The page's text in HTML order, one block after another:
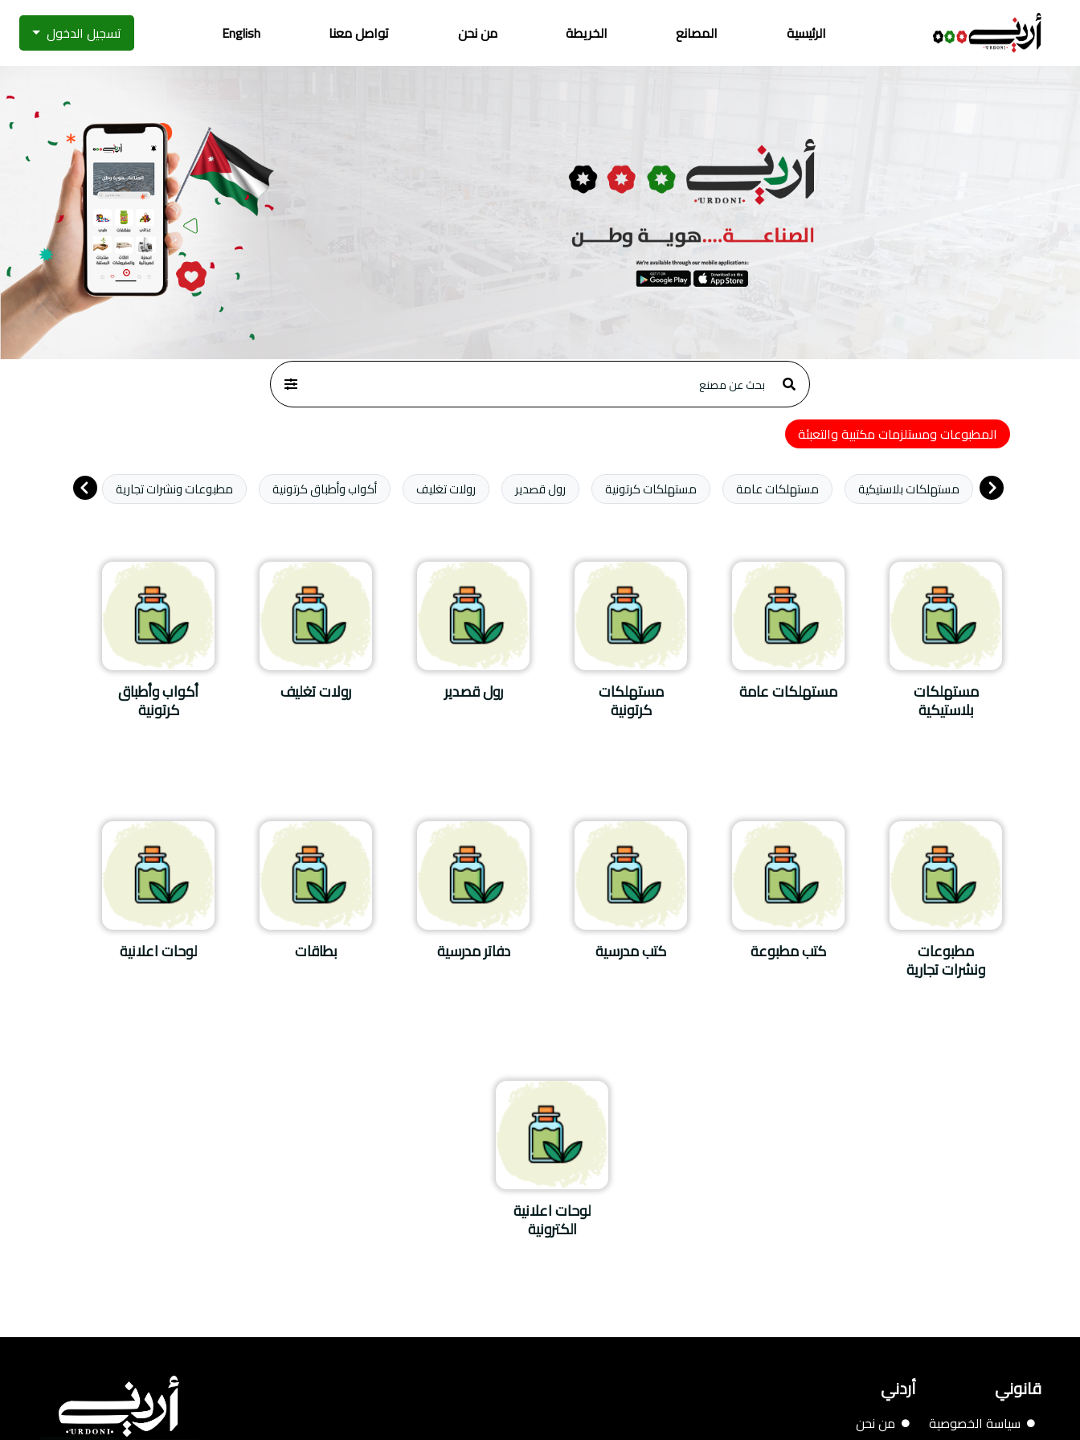
الرئيسية المصانع الخريطة من نحن تواصل معنا English تسجيل الدخول
المطبوعات ومستلزمات مكتبية والتعبئة
مستهلكات بلاستيكية مستهلكات عامة مستهلكات كرتونية رول قصدير رولات تغليف أكواب وأطباق كرتونية مطبوعات ونشرات تجارية كتب مطبوعة
مستهلكات
بلاستيكية
مستهلكات عامة مستهلكات
كرتونية
رول قصدير رولات تغليف أكواب وأطباق
كرتونية
مطبوعات
ونشرات تجارية
كتب مطبوعة كتب مدرسية دفاتر مدرسية بطاقات لوحات اعلانية
لوحات اعلانية
الكترونية
قانوني
سياسة الخصوصية
أردني
من نحن